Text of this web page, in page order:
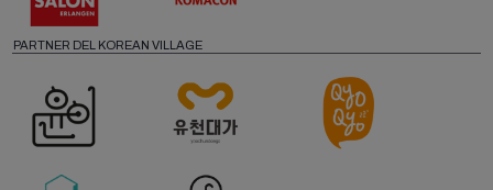
PARTNER DEL KOREAN VILLAGE